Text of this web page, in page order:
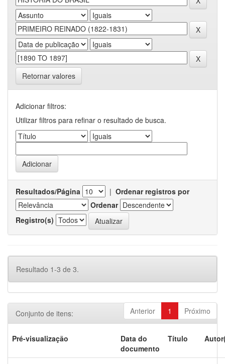
Retornar valores
Adicionar filtros:
Utilizar filtros para refinar o resultado de busca.
Resultados/Página | Ordenar registros por
Ordenar
Registro(s)
Resultado 1-3 de 3.
Anterior 1 Próximo
Conjunto de itens:
Pré-visualização
Data do
documento
Título